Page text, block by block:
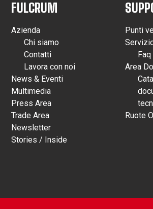
FULCRUM
Azienda
Chi siamo
Contatti
Lavora con noi
News & Eventi
Multimedia
Press Area
Trade Area
Newsletter
Stories / Inside
Punti
Faq
Area
Ruote